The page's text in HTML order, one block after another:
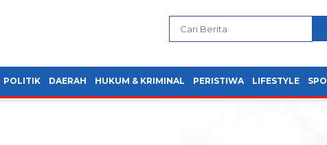
POLITIK DAERAH HUKUM & KRIMINAL PERISTIWA LIFESTYLE